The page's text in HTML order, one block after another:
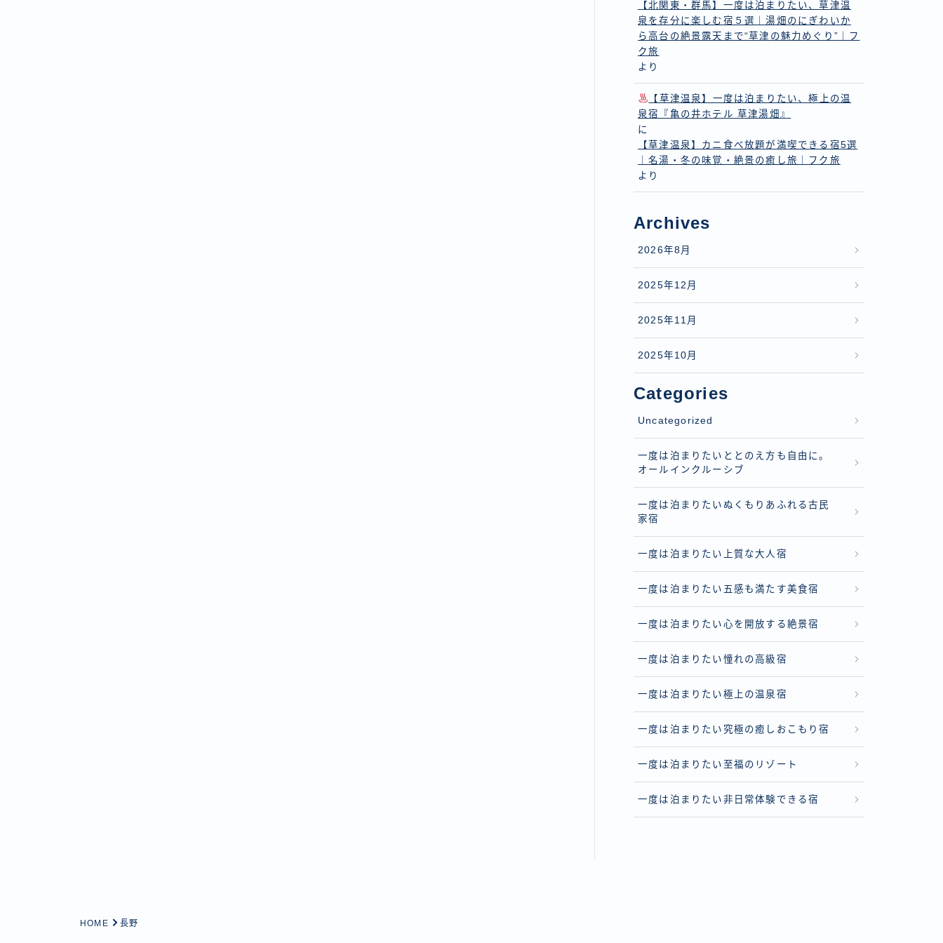
【北関東・群馬】一度は泊まりたい、草津温
泉を存分に楽しむ宿５選｜湯畑のにぎわいか
ら高台の絶景露天まで“草津の魅力めぐり”｜フ
ク旅
より
【草津温泉】一度は泊まりたい、極上の温
泉宿『亀の井ホテル 草津湯畑』
に
【草津温泉】カニ食べ放題が満喫できる宿5選
｜名湯・冬の味覚・絶景の癒し旅｜フク旅
より
Archives
2026年8月
2025年12月
2025年11月
2025年10月
Categories
Uncategorized
一度は泊まりたいととのえ方も自由に。
オールインクルーシブ
一度は泊まりたいぬくもりあふれる古民
家宿
一度は泊まりたい上質な大人宿
一度は泊まりたい五感も満たす美食宿
一度は泊まりたい心を開放する絶景宿
一度は泊まりたい憧れの高級宿
一度は泊まりたい極上の温泉宿
一度は泊まりたい究極の癒しおこもり宿
一度は泊まりたい至福のリゾート
一度は泊まりたい非日常体験できる宿
HOME 長野